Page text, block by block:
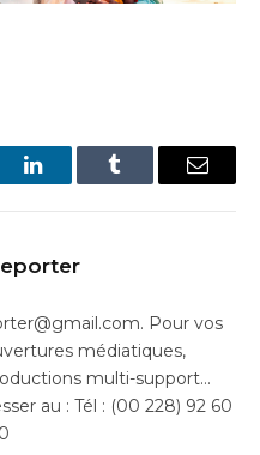
LinkedInTumblr Email
Pour vos
médiatiques,
multi-support…
au : Tél : (00 228) 92 60